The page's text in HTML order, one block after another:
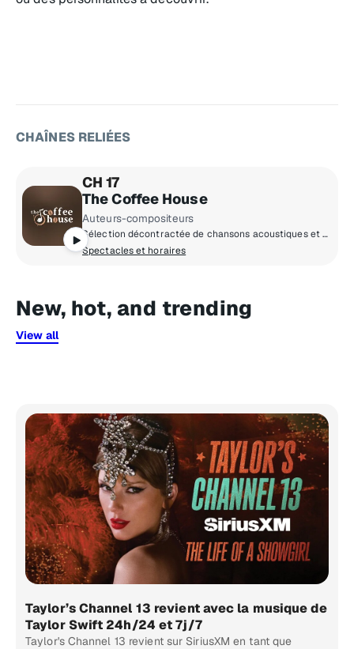
CHAÎNES RELIÉES
CH 17
The Coffee House
Auteurs-compositeurs
Sélection décontractée de chansons acoustiques et épurées.
Spectacles et horaires
New, hot, and trending
View all
Taylor’s Channel 13 revient avec la musique de
Taylor Swift 24h/24 et 7j/7
Taylor's Channel 13 revient sur SiriusXM en tant que